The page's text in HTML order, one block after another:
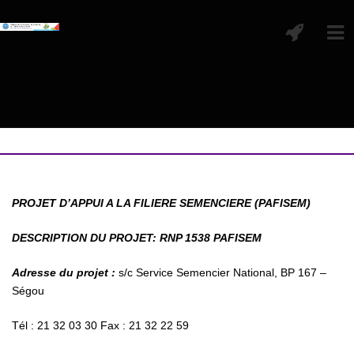
PROJET D’APPUI A LA FILIERE SEMENCIERE (PAFISEM)
DESCRIPTION DU PROJET: RNP 1538 PAFISEM
Adresse du projet : s/c Service Semencier National, BP 167 –
Ségou
Tél : 21 32 03 30 Fax : 21 32 22 59